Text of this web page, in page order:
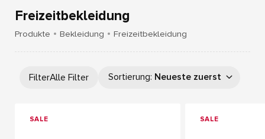
h
a
l
e
h
o
p
Freizeitbekleidung
Produkte Bekleidung Freizeitbekleidung
FilterAlle Filter Sortierung: Neueste zuerst
SALE SALE